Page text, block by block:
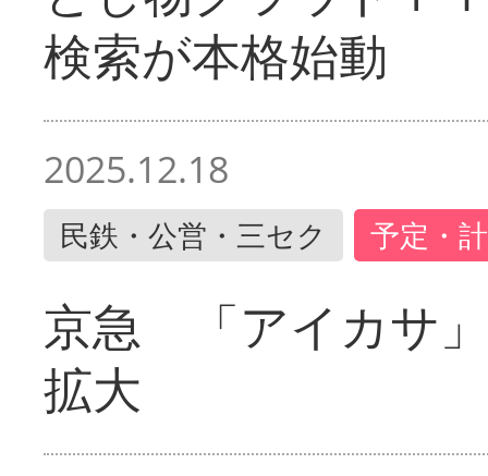
検索が本格始動
2025.12.18
民鉄・公営・三セク 予定・
京急 「アイカサ
拡大